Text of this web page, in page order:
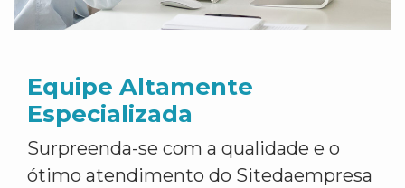
Equipe Altamente
Especializada
Surpreenda-se com a qualidade e o
ótimo atendimento do Sitedaempresa